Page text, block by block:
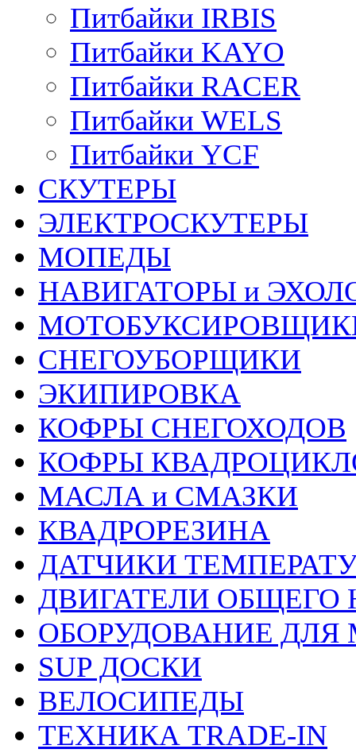
Питбайки IRBIS
Питбайки KAYO
Питбайки RACER
Питбайки WELS
Питбайки YCF
СКУТЕРЫ
ЭЛЕКТРОСКУТЕРЫ
МОПЕДЫ
НАВИГАТОРЫ и
СНЕГОУБОРЩИКИ
ЭКИПИРОВКА
КОФРЫ СНЕГОХОДОВ
КОФРЫ
МАСЛА и СМАЗКИ
КВАДРОРЕЗИНА
ДАТЧИКИ
ДВИГАТЕЛИ ОБЩЕГО
ОБОРУДОВАНИЕ
SUP ДОСКИ
ВЕЛОСИПЕДЫ
ТЕХНИКА TRADE-IN